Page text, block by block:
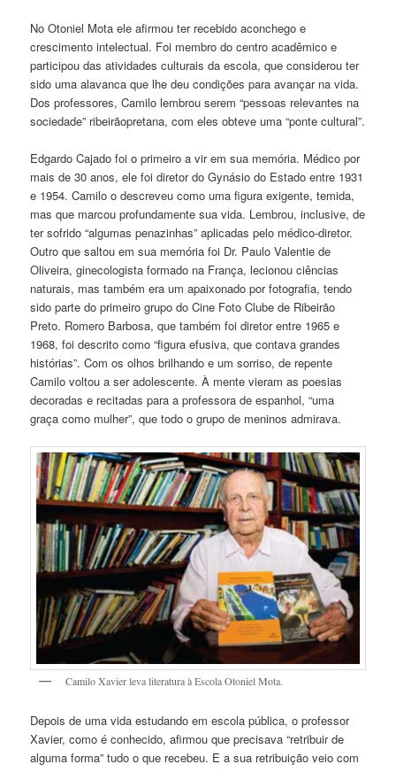
No Otoniel Mota ele afirmou ter recebido aconchego e
crescimento intelectual. Foi membro do centro acadêmico e
participou das atividades culturais da escola, que considerou ter
sido uma alavanca que lhe deu condições para avançar na vida.
Dos professores, Camilo lembrou serem “pessoas relevantes na
sociedade” ribeirãopretana, com eles obteve uma “ponte cultural”.
Edgardo Cajado foi o primeiro a vir em sua memória. Médico por
mais de 30 anos, ele foi diretor do Gynásio do Estado entre 1931
e 1954. Camilo o descreveu como uma figura exigente, temida,
mas que marcou profundamente sua vida. Lembrou, inclusive, de
ter sofrido “algumas penazinhas” aplicadas pelo médico-diretor.
Outro que saltou em sua memória foi Dr. Paulo Valentie de
Oliveira, ginecologista formado na França, lecionou ciências
naturais, mas também era um apaixonado por fotografia, tendo
sido parte do primeiro grupo do Cine Foto Clube de Ribeirão
Preto. Romero Barbosa, que também foi diretor entre 1965 e
1968, foi descrito como “figura efusiva, que contava grandes
histórias”. Com os olhos brilhando e um sorriso, de repente
Camilo voltou a ser adolescente. À mente vieram as poesias
decoradas e recitadas para a professora de espanhol, “uma
graça como mulher”, que todo o grupo de meninos admirava.
Camilo Xavier leva literatura à Escola Otoniel Mota.
Depois de uma vida estudando em escola pública, o professor
Xavier, como é conhecido, afirmou que precisava “retribuir de
alguma forma” tudo o que recebeu. E a sua retribuição veio com